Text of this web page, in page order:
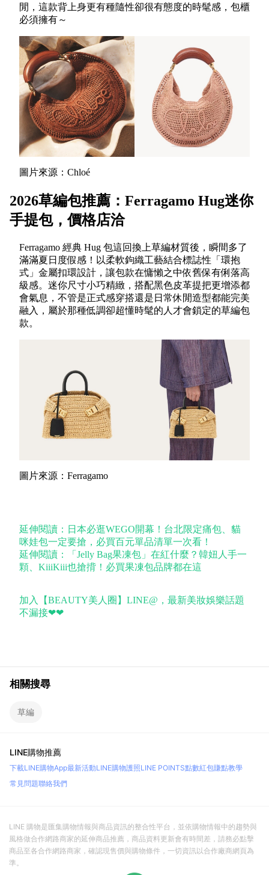
閒，這款背上身更有種隨性卻很有態度的時髦感，包櫃
必須擁有～
圖片來源：Chloé
2026草編包推薦：Ferragamo Hug迷你
手提包，價格店洽
Ferragamo 經典 Hug 包這回換上草編材質後，瞬間多了
滿滿夏日度假感！以柔軟鉤織工藝結合標誌性「環抱
式」金屬扣環設計，讓包款在慵懶之中依舊保有俐落高
級感。迷你尺寸小巧精緻，搭配黑色皮革提把更增添都
會氣息，不管是正式感穿搭還是日常休閒造型都能完美
融入，屬於那種低調卻超懂時髦的人才會鎖定的草編包
款。
圖片來源：Ferragamo
延伸閱讀：日本必逛WEGO開幕！台北限定痛包、貓
咪娃包一定要搶，必買百元單品清單一次看！
延伸閱讀：「Jelly Bag果凍包」在紅什麼？韓妞人手一
顆、KiiiKiii也搶揹！必買果凍包品牌都在這
加入【BEAUTY美人圈】LINE@，最新美妝娛樂話題
不漏接❤❤
相關搜尋
草編
LINE購物推薦
下載LINE購物App最新活動LINE購物護照LINE POINTS點數紅包賺點教學
常見問題聯絡我們
LINE 購物是匯集購物情報與商品資訊的整合性平台，並依購物情報中的趨勢與
風格做合作網路商家的延伸商品推薦，商品資料更新會有時間差，請務必點擊
商品至各合作網路商家，確認現售價與購物條件，一切資訊以合作廠商網頁為
準。